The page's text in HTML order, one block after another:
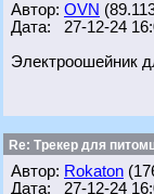
Автор: OVN
Дата: 27-12-24
Электроошейник
Re: Трекер для
Автор: Rokaton
Дата: 27-12-24